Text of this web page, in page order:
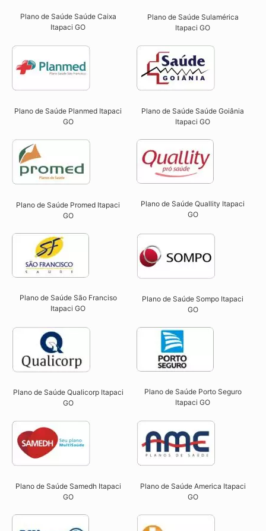
Plano de Saúde Saúde Caixa
Itapaci GO​
Plano de Saúde Sulamérica
Itapaci GO
Plano de Saúde Planmed Itapaci
GO
Plano de Saúde Saúde Goiânia
Itapaci GO
Plano de Saúde Promed Itapaci
GO
Plano de Saúde Quallity Itapaci
GO​
Plano de Saúde São Franciso
Itapaci GO​
Plano de Saúde Sompo Itapaci
GO​
Plano de Saúde Qualicorp Itapaci
GO​
Plano de Saúde Porto Seguro
Itapaci GO​
Plano de Saúde Samedh Itapaci
GO
Plano de Saúde America Itapaci
GO